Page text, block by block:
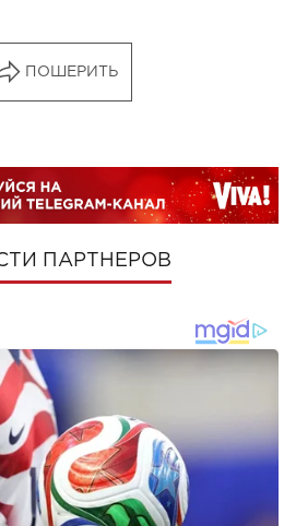
ПОШЕРИТЬ
ПАРТНЕРОВ